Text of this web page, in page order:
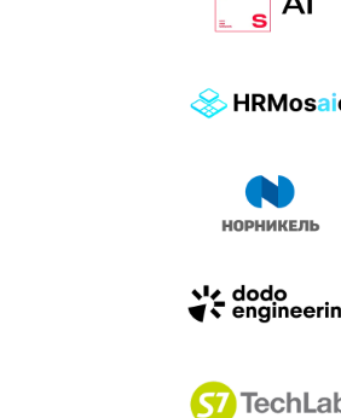
Доклады, дискуссия и битва AI-агентов — 25 июня
УЗНАТЬ БОЛЬШЕ